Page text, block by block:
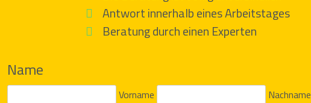
Antwort innerhalb eines Arbeitstages
Beratung durch einen Experten
Name
Vorname
Nachname